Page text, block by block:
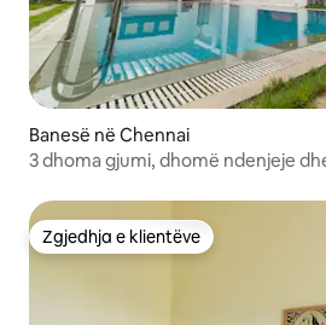
Banesë në Chennai
3 dhoma gjumi, dhomë ndenjeje
Zgjedhja e klientëve
Zgjedhja e klientëve